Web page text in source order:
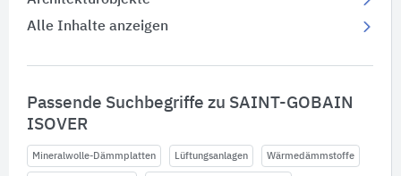
Alle Inhalte anzeigen
Passende Suchbegriffe zu SAINT-GOBAIN
ISOVER
Mineralwolle-Dämmplatten Lüftungsanlagen Wärmedämmstoffe